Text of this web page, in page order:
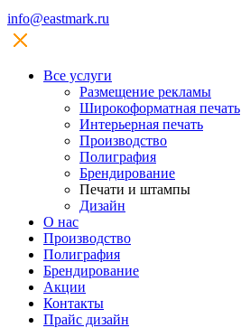
info@eastmark.ru
Все услуги
Размещение рекламы
Широкофoрматная печать
Интерьерная печать
Производство
Полиграфия
Брендирование
Печати и штампы
Дизайн
О нас
Производство
Полиграфия
Брендирование
Акции
Контакты
Прайс дизайн